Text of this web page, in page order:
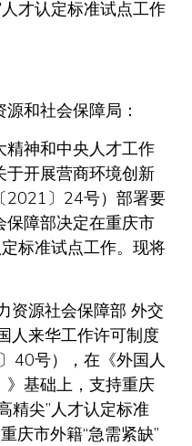
才认定标准试点工作
和社会保障局：
精神和中央人才工作
于开展营商环境创新
2021〕24号）部署要
保障部决定在重庆市
标准试点工作。现将
资源社会保障部 外交
人来华工作许可制度
40号），在《外国人
》基础上，支持重庆
精尖”人才认定标准
庆市外籍“急需紧缺”